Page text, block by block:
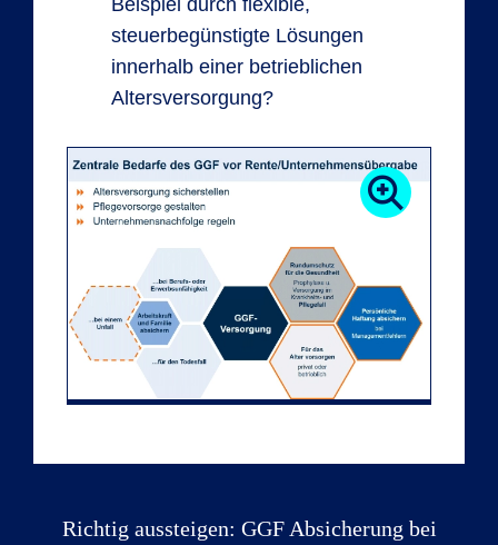
steuerbegünstigte Lösungen
innerhalb einer betrieblichen
Altersversorgung?
Richtig aussteigen: GGF Absicherung bei